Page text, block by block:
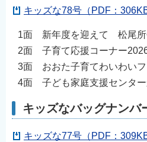
キッズな78号（PDF：306KB
1面 新年度を迎えて 松尾所
2面 子育て応援コーナー
3面 おおた子育てわいわいフ
4面 子ども家庭支援センタ
キッズなバッグナンバ
キッズな77号（PDF：309KB